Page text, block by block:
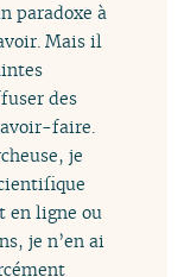
paradoxe à
Mais il
des
faire.
je
en ligne ou
je n’en ai